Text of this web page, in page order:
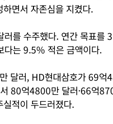
면서 자존심을 지켰다.
를 수주했다. 연간 목표를
는 9.5% 적은 금액이다.
달러, HD현대삼호가 69억
80억4800만 달러·66억
적이 두드러졌다.